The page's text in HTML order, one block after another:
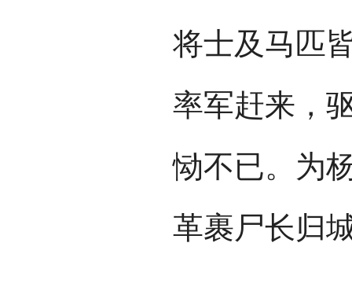
将士及马匹
率军赶来，
恸不已。为
革裹尸长归